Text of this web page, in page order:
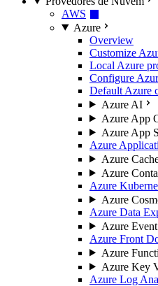
AWS
Azure
Overview
Customize
Local Azure
Configure
Default Azure
Azure AI
Azure App
Azure App
Azure
Azure
Azure
Azure
Azure
Azure Data
Azure
Azure Front
Azure
Azure Key
Azure Log